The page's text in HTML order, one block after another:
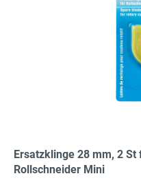
Ersatzklinge 28 mm, 2 St
Rollschneider Mini